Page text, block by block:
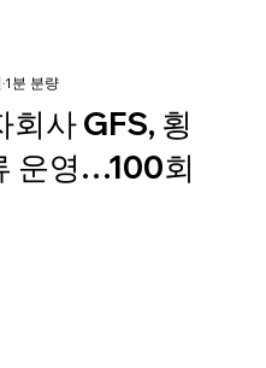
사 GFS, 횡
운영…100회
1분 분량